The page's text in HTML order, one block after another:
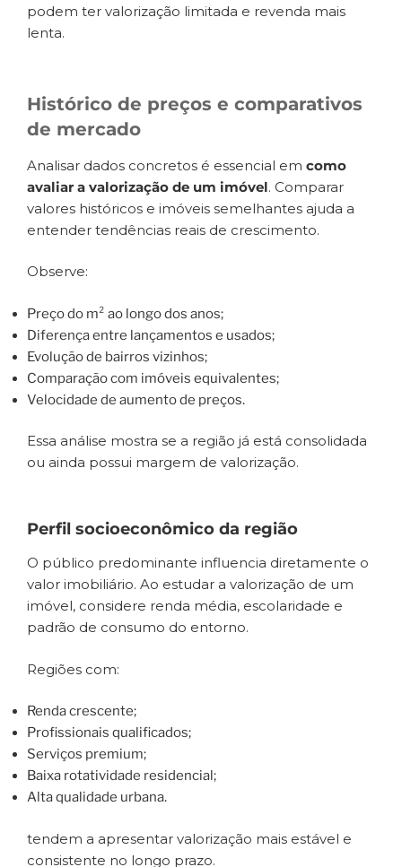
podem ter valorização limitada e revenda mais
lenta.
Histórico de preços e comparativos
de mercado
Analisar dados concretos é essencial em como
avaliar a valorização de um imóvel. Comparar
valores históricos e imóveis semelhantes ajuda a
entender tendências reais de crescimento.
Observe:
Preço do m² ao longo dos anos;
Diferença entre lançamentos e usados;
Evolução de bairros vizinhos;
Comparação com imóveis equivalentes;
Velocidade de aumento de preços.
Essa análise mostra se a região já está consolidada
ou ainda possui margem de valorização.
Perfil socioeconômico da região
O público predominante influencia diretamente o
valor imobiliário. Ao estudar a valorização de um
imóvel, considere renda média, escolaridade e
padrão de consumo do entorno.
Regiões com:
Renda crescente;
Profissionais qualificados;
Serviços premium;
Baixa rotatividade residencial;
Alta qualidade urbana.
tendem a apresentar valorização mais estável e
consistente no longo prazo.